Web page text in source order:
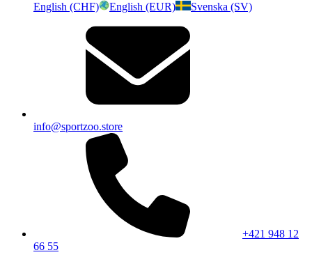
English (CHF)
English (EUR) Svenska (SV)
info@sportzoo.store
+421 948 12
66 55